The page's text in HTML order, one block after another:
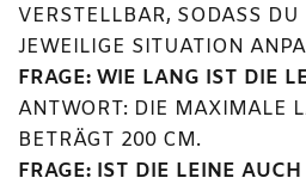
VERSTELLBAR, SODASS
JEWEILIGE SITUATION
FRAGE: WIE LANG IST DIE
ANTWORT: DIE MAXIMALE
BETRÄGT 200 CM.
FRAGE: IST DIE LEINE AUCH